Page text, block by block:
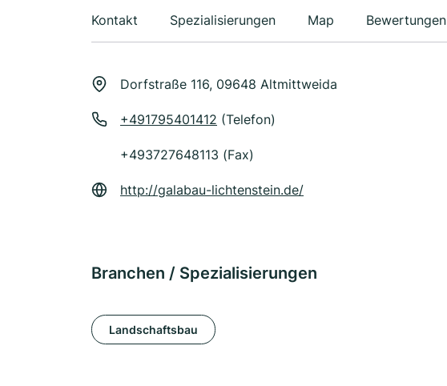
Kontakt Spezialisierungen Map Bewertungen
Dorfstraße 116, 09648 Altmittweida
+491795401412 (Telefon)
+493727648113 (Fax)
http://galabau-lichtenstein.de/
Branchen / Spezialisierungen
Landschaftsbau